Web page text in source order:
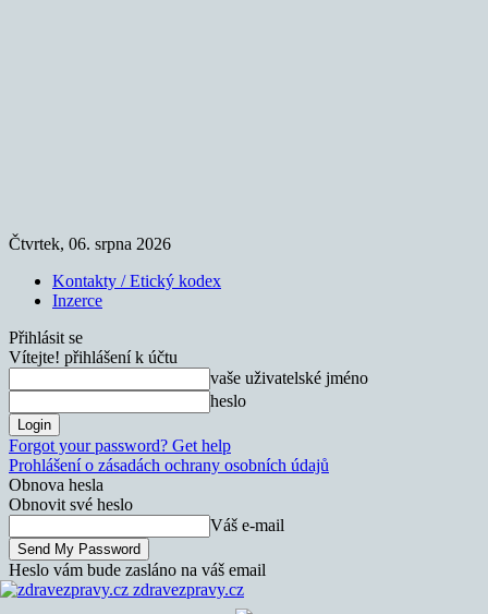
Čtvrtek, 06. srpna 2026
Kontakty / Etický kodex
Inzerce
Přihlásit se
Vítejte! přihlášení k účtu
vaše uživatelské jméno
heslo
Forgot your password? Get help
Prohlášení o zásadách ochrany osobních údajů
Obnova hesla
Obnovit své heslo
Váš e-mail
Heslo vám bude zasláno na váš email
zdravezpravy.cz